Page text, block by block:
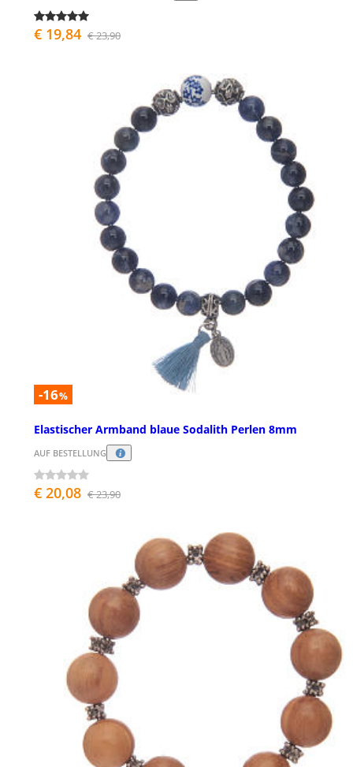
€ 19,84 € 23,90
-16%
Elastischer Armband blaue Sodalith Perlen 8mm
AUF BESTELLUNG
€ 20,08 € 23,90